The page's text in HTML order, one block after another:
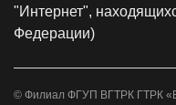
"Интернет",
Федерации)
© Филиал ФГУП ВГТРК ГТРК